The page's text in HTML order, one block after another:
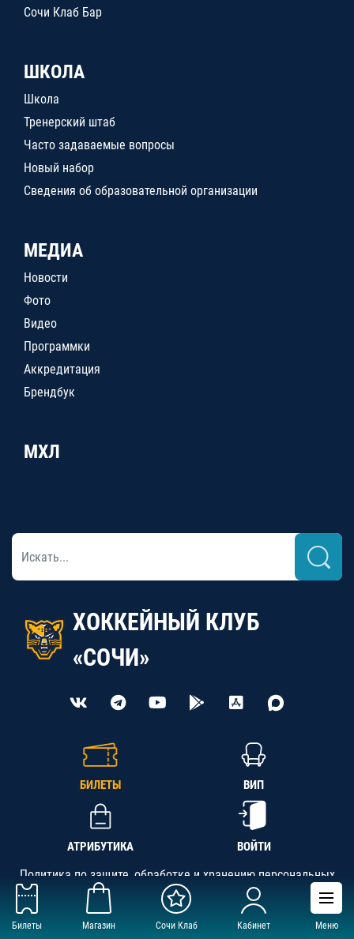
Билеты Магазин Сочи Клаб Кабинет Меню
Сочи Клаб Бар
ШКОЛА
Школа
Тренерский штаб
Часто задаваемые вопросы
Новый набор
Сведения об образовательной организации
МЕДИА
Новости
Фото
Видео
Программки
Аккредитация
Брендбук
МХЛ
ХОККЕЙНЫЙ КЛУБ
«СОЧИ»
БИЛЕТЫ ВИП
АТРИБУТИКА ВОЙТИ
Политика по защите, обработке и хранению персональных
данных
АНО «СК «Кубань-Регион», ОГРН 1142300002349,